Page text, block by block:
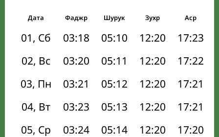
Дата Фаджр Шурук Зухр Аср
01, Сб 03:18 05:10 12:20 17:23
02, Вс
03:20 05:11 12:20 17:22
03, Пн
03:21 05:12 12:20 17:21
04, Вт
03:23 05:13 12:20 17:21
05, Ср
03:24 05:14 12:20 17:20